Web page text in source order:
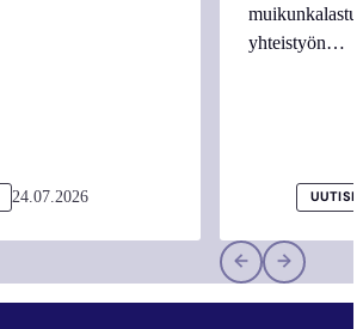
24.07.2026
yhteistyön…